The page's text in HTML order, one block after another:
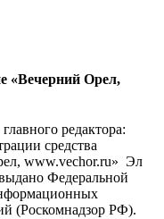
«Вечерний Орел,
редактора:
средства
www.vechor.ru» Эл
Федеральной
(Роскомнадзор РФ).